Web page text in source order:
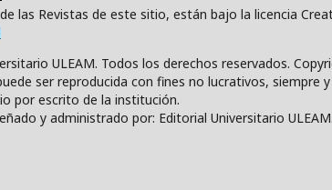
las Revistas de este sitio, están bajo la licencia
ULEAM. Todos los derechos reservados.
ser reproducida con fines no lucrativos,
por escrito de la institución.
y administrado por: Editorial Universitario ULEAM.